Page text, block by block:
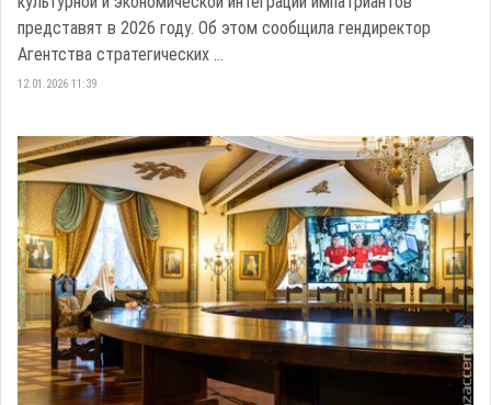
представят в 2026 году. Об этом сообщила гендиректор
Агентства стратегических ...
12.01.2026 11:39